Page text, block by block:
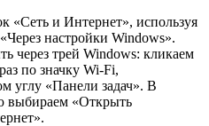
«Сеть и Интернет», используя
настройки Windows».
через трей Windows: кликаем
по значку Wi-Fi,
углу «Панели задач». В
выбираем «Открыть